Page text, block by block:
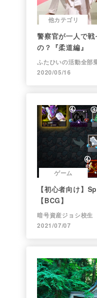
他カテゴリ
警察官が一人で
の？『柔道編』
ふたひいの活動全部
2020/05/16
ゲーム
【初心者向け】
【BCG】
暗号資産ジョシ校
2021/07/07